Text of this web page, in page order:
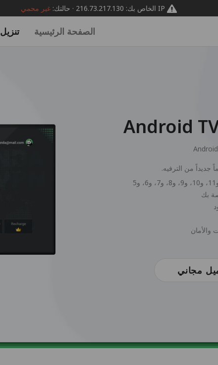
IP الخاص بك: 216.73.217.130 · حالتك: غير محمي
الصفحة الرئيسية تنزيل
مجاني